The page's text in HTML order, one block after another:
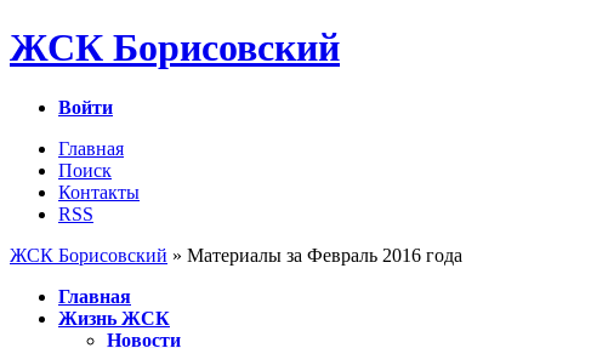
ЖСК Борисовский
Войти
Главная
Поиск
Контакты
RSS
ЖСК Борисовский » Материалы за Февраль 2016 года
Главная
Жизнь ЖСК
Новости